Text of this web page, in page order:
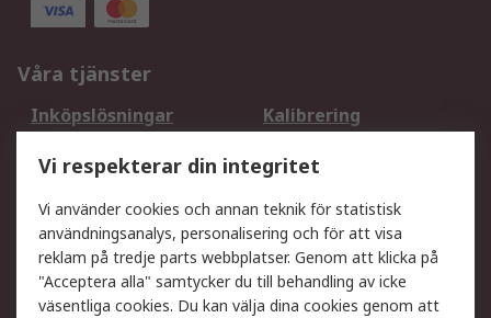
Våra tjänster
Inköpslösningar
Kalibrering
DesignSpark
Teknisk Support
Ditt lokala säljteam
Exportlösningar
Support
Få hjälp
Retur av varor
Vi respekterar din integritet
Vi använder cookies och annan teknik för statistisk
användningsanalys, personalisering och för att visa
reklam på tredje parts webbplatser. Genom att klicka på
"Acceptera alla" samtycker du till behandling av icke
väsentliga cookies. Du kan välja dina cookies genom att